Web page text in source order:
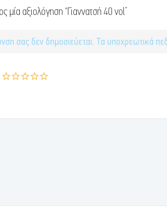
αξιολόγηση “Γιαννατσή 40 vol”
σας δεν δημοσιεύεται. Τα υποχρεωτικά